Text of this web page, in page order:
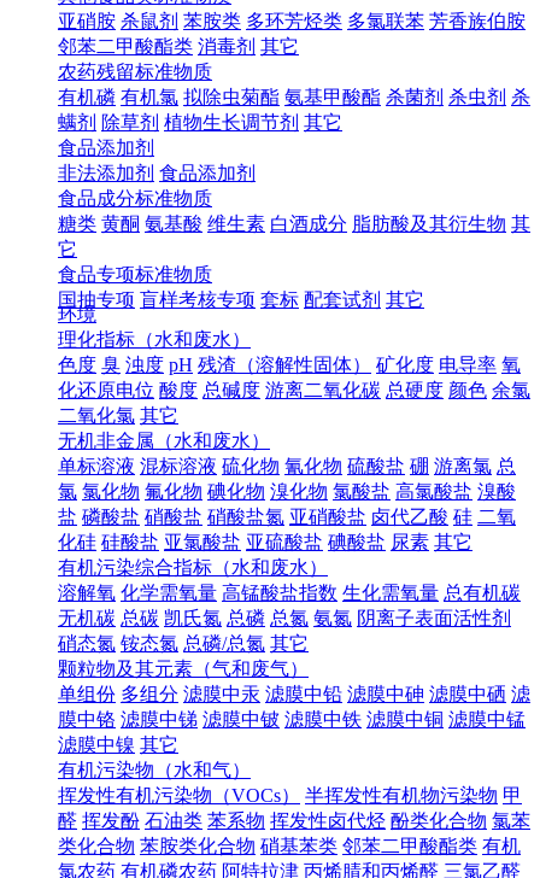
亚硝胺 杀鼠剂 苯胺类 多环芳烃类 多氯联苯 芳香族伯胺
邻苯二甲酸酯类 消毒剂 其它
农药残留标准物质
有机磷 有机氯 拟除虫菊酯 氨基甲酸酯 杀菌剂 杀虫剂 杀
螨剂 除草剂 植物生长调节剂 其它
食品添加剂
非法添加剂 食品添加剂
食品成分标准物质
糖类 黄酮 氨基酸 维生素 白酒成分 脂肪酸及其衍生物 其
它
食品专项标准物质
国抽专项 盲样考核专项 套标 配套试剂 其它
环境
理化指标（水和废水）
色度 臭 浊度 pH 残渣（溶解性固体） 矿化度 电导率 氧
化还原电位 酸度 总碱度 游离二氧化碳 总硬度 颜色 余氯
二氧化氯 其它
无机非金属（水和废水）
单标溶液 混标溶液 硫化物 氰化物 硫酸盐 硼 游离氯 总
氯 氯化物 氟化物 碘化物 溴化物 氯酸盐 高氯酸盐 溴酸
盐 磷酸盐 硝酸盐 硝酸盐氮 亚硝酸盐 卤代乙酸 硅 二氧
化硅 硅酸盐 亚氯酸盐 亚硫酸盐 碘酸盐 尿素 其它
有机污染综合指标（水和废水）
溶解氧 化学需氧量 高锰酸盐指数 生化需氧量 总有机碳
无机碳 总碳 凯氏氮 总磷 总氮 氨氮 阴离子表面活性剂
硝态氮 铵态氮 总磷/总氮 其它
颗粒物及其元素（气和废气）
单组份 多组分 滤膜中汞 滤膜中铅 滤膜中砷 滤膜中硒 滤
膜中铬 滤膜中锑 滤膜中铍 滤膜中铁 滤膜中铜 滤膜中锰
滤膜中镍 其它
有机污染物（水和气）
挥发性有机污染物（VOCs）
半挥发性有机物污染物 甲
醛 挥发酚 石油类 苯系物 挥发性卤代烃 酚类化合物 氯苯
类化合物 苯胺类化合物 硝基苯类 邻苯二甲酸酯类 有机
氯农药 有机磷农药 阿特拉津 丙烯腈和丙烯醛 三氯乙醛